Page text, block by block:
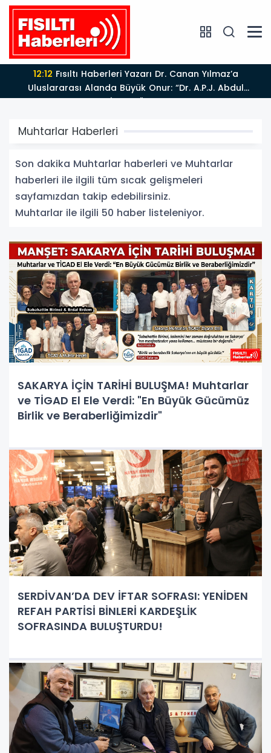
11:42
Çalıştayına Katıldı: Terörsüz Türkiye ve Sosyal Medya
Düzenlemesi Mesajı
Muhtarlar Haberleri
Son dakika Muhtarlar haberleri ve Muhtarlar
haberleri ile ilgili tüm sıcak gelişmeleri
sayfamızdan takip edebilirsiniz.
Muhtarlar ile ilgili 50 haber listeleniyor.
SAKARYA İÇİN TARİHİ BULUŞMA! Muhtarlar
ve TİGAD El Ele Verdi: "En Büyük Gücümüz
Birlik ve Beraberliğimizdir"
SERDİVAN’DA DEV İFTAR SOFRASI: YENİDEN
REFAH PARTİSİ BİNLERİ KARDEŞLİK
SOFRASINDA BULUŞTURDU!